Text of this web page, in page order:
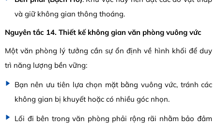
và giữ không gian thông thoáng.
Nguyên tắc 14. Thiết kế không gian văn phòng vuông vức
Một văn phòng lý tưởng cần sự ổn định về hình khối để duy
trì năng lượng bền vững:
Bạn nên ưu tiên lựa chọn mặt bằng vuông vức, tránh các
không gian bị khuyết hoặc có nhiều góc nhọn.
Lối đi bên trong văn phòng phải rộng rãi nhằm bảo đảm